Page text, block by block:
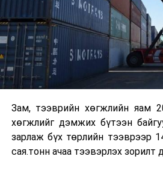
Зам, тээврийн хөгжлийн яам
хөгжлийг дэмжих бүтээн
зарлаж бүх төрлийн тээврээр
сая.тонн ачаа тээвэрлэх зорилт